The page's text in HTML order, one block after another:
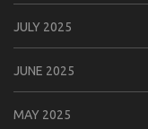
JULY 2025
JUNE 2025
MAY 2025